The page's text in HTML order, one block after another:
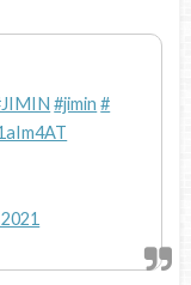
#jimin #